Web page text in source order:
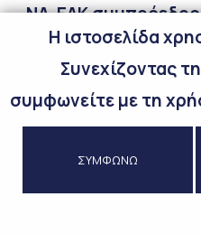
ΝΔ-ΕΛΚ
τη Βιώσιμη
Αλλαγή.
H ιστοσελίδα
Συνεχίζοντας
συμφωνείτε με τη
ΣΥΜΦΩΝΩ